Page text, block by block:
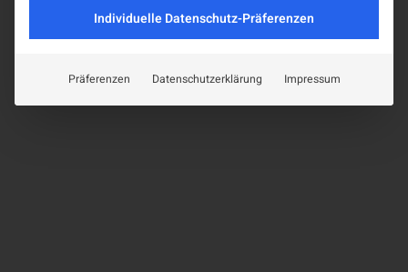
Individuelle Datenschutz-Präferenzen
Präferenzen Datenschutzerklärung Impressum